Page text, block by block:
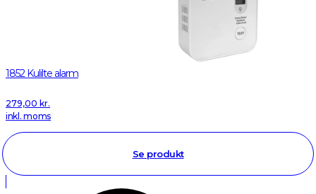
1852 Kulilte alarm
279,00 kr.
inkl. moms
Se produkt